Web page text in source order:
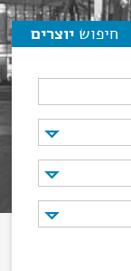
חיפוש יוצרים